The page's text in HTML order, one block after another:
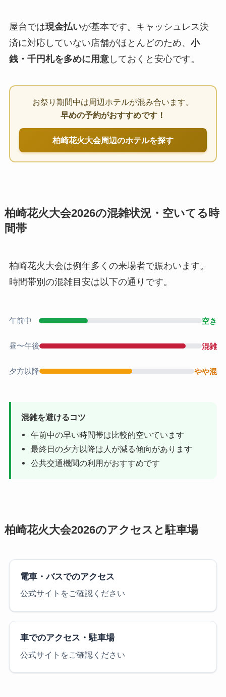
屋台では現金払いが基本です。キャッシュレス決
済に対応していない店舗がほとんどのため、 小
銭・千円札を多めに用意しておくと安心です。
お祭り期間中は周辺ホテルが混み合います。
早めの予約がおすすめです！
柏崎花火大会周辺のホテルを探す
柏崎花火大会2026の混雑状況・空いてる時
間帯
柏崎花火大会は例年多くの来場者で賑わいます。
時間帯別の混雑目安は以下の通りです。
午前中 空き
昼〜午後 混雑
夕方以降 やや混
混雑を避けるコツ
午前中の早い時間帯は比較的空いています
最終日の夕方以降は人が減る傾向があります
公共交通機関の利用がおすすめです
柏崎花火大会2026のアクセスと駐車場
電車・バスでのアクセス
公式サイトをご確認ください
車でのアクセス・駐車場
公式サイトをご確認ください